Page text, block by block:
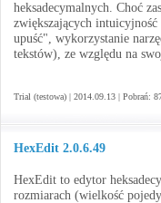
heksadecymalnych. Choć
zwiększających
upuść", wykorzystanie
tekstów), ze względu na
Trial (testowa) | 2014.09.13 | Pobrań:
HexEdit 2.0.6.49
HexEdit to edytor
rozmiarach (wielkość